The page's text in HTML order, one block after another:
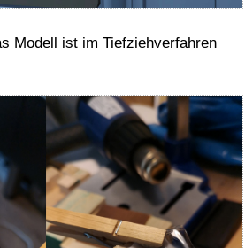
Modell ist im Tiefziehverfahren